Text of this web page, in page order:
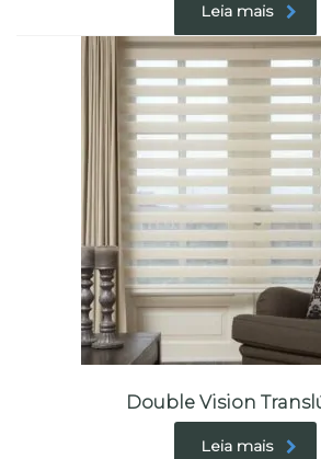
Leia mais
Double Vision
Leia mais